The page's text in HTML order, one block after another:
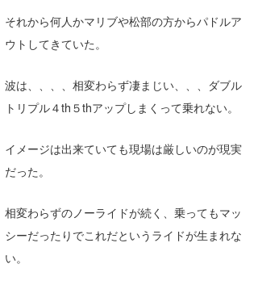
それから何人かマリブや松部の方からパドルア
ウトしてきていた。
波は、、、、相変わらず凄まじい、、、ダブル
トリプル４th５thアップしまくって乗れない。
イメージは出来ていても現場は厳しいのが現実
だった。
相変わらずのノーライドが続く、乗ってもマッ
シーだったりでこれだというライドが生まれな
い。